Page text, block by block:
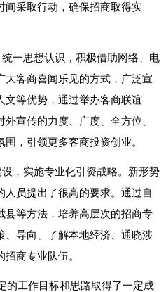
间采取行动，确保招商取得实
一思想认识，积极借助网络、电
客商喜闻乐见的方式，广泛宣
文等优势，通过举办客商联谊
宣传的力度、广度、全方位、
，引领更多客商投资创业。
，实施专业化引资战略。新形势
员提出了很高的要求。通过自
县等方法，培养高层次的招商专
、导向、了解本地经济、通晓涉
商专业队伍。
的工作目标和思路取得了一定成